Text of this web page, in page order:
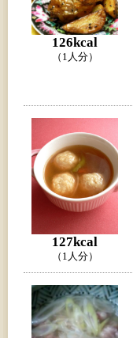
126kcal
（1人分）
127kcal
（1人分）